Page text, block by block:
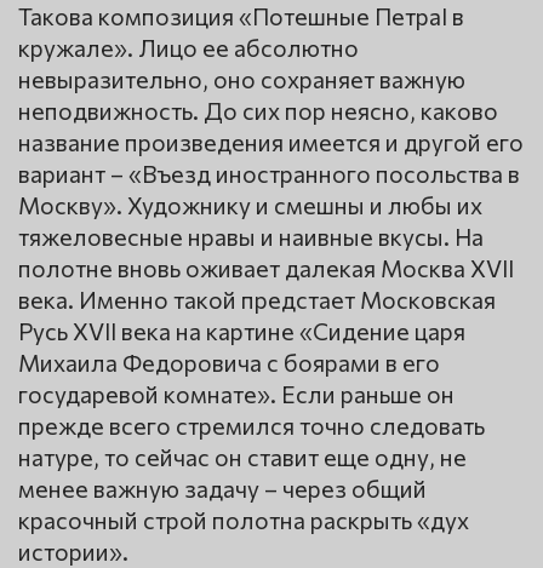
Такова композиция «Потешные ПетраI в
кружале». Лицо ее абсолютно
невыразительно, оно сохраняет важную
неподвижность. До сих пор неясно, каково
название произведения имеется и другой его
вариант – «Въезд иностранного посольства в
Москву». Художнику и смешны и любы их
тяжеловесные нравы и наивные вкусы. На
полотне вновь оживает далекая Москва XVII
века. Именно такой предстает Московская
Русь XVII века на картине «Сидение царя
Михаила Федоровича с боярами в его
государевой комнате». Если раньше он
прежде всего стремился точно следовать
натуре, то сейчас он ставит еще одну, не
менее важную задачу – через общий
красочный строй полотна раскрыть «дух
истории».